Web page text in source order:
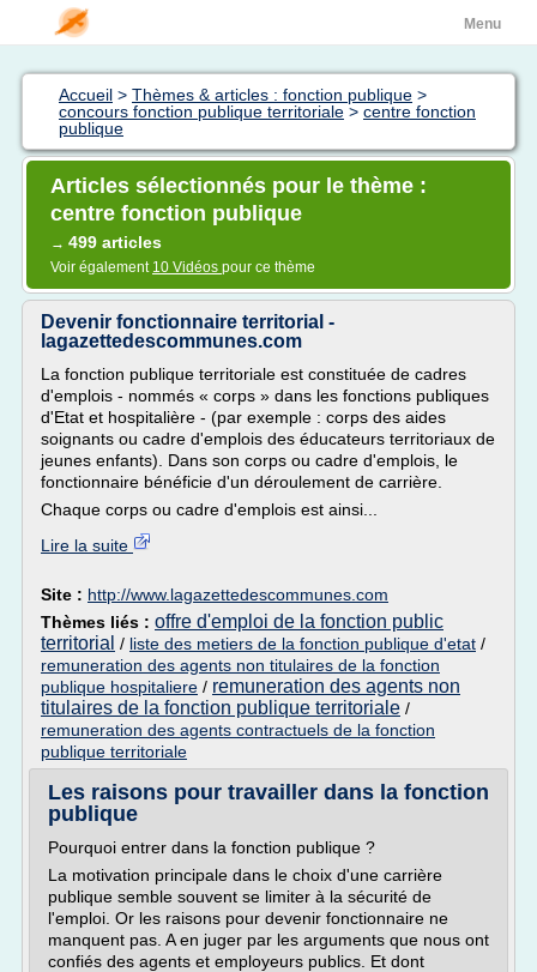
Menu
Accueil > Thèmes & articles : fonction publique >
concours fonction publique territoriale > centre fonction
publique
Articles sélectionnés pour le thème :
centre fonction publique
→ 499 articles
Voir également 10 Vidéos pour ce thème
Devenir fonctionnaire territorial -
lagazettedescommunes.com
La fonction publique territoriale est constituée de cadres
d'emplois - nommés « corps » dans les fonctions publiques
d'Etat et hospitalière - (par exemple : corps des aides
soignants ou cadre d'emplois des éducateurs territoriaux de
jeunes enfants). Dans son corps ou cadre d'emplois, le
fonctionnaire bénéficie d'un déroulement de carrière.
Chaque corps ou cadre d'emplois est ainsi...
Lire la suite
Site : http://www.lagazettedescommunes.com
Thèmes liés : offre d'emploi de la fonction public
territorial / liste des metiers de la fonction publique d'etat /
remuneration des agents non titulaires de la fonction
publique hospitaliere / remuneration des agents non
titulaires de la fonction publique territoriale /
remuneration des agents contractuels de la fonction
publique territoriale
Les raisons pour travailler dans la fonction
publique
Pourquoi entrer dans la fonction publique ?
La motivation principale dans le choix d'une carrière
publique semble souvent se limiter à la sécurité de
l'emploi. Or les raisons pour devenir fonctionnaire ne
manquent pas. A en juger par les arguments que nous ont
confiés des agents et employeurs publics. Et dont